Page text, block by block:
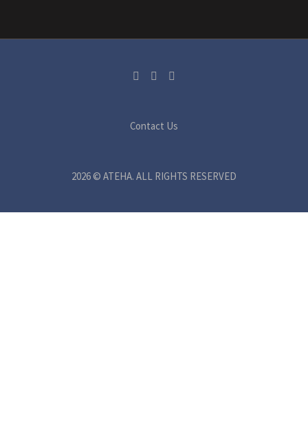
Contact Us
2026 © ATEHA. ALL RIGHTS RESERVED